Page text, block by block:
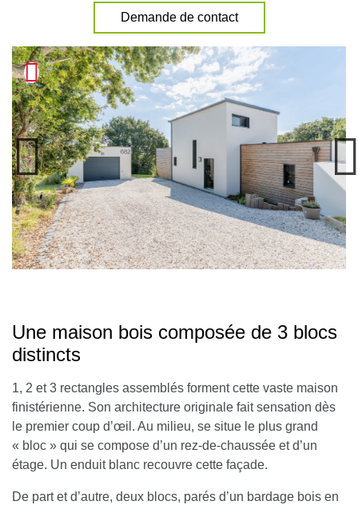
Demande de contact
Une maison bois composée de 3 blocs
distincts
1, 2 et 3 rectangles assemblés forment cette vaste maison
finistérienne. Son architecture originale fait sensation dès
le premier coup d’œil. Au milieu, se situe le plus grand
« bloc » qui se compose d’un rez-de-chaussée et d’un
étage. Un enduit blanc recouvre cette façade.
De part et d’autre, deux blocs, parés d’un bardage bois en